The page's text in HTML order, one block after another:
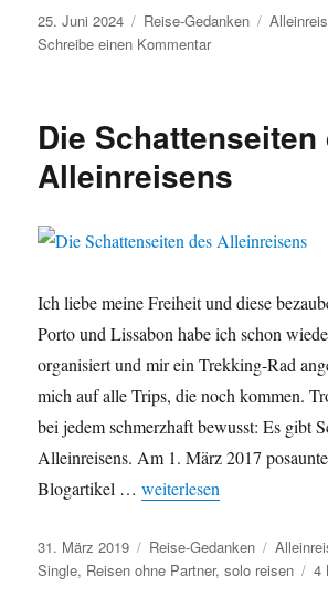
Veröffentlicht
am
25. Juni 2024 Kategorien
Reise-Gedanken
Schreibe einen Kommentarzu
Sicherheit
Planung
Die Schattenseiten
Alleinreisens
Ich liebe meine Freiheit und diese
Porto und Lissabon habe ich schon
organisiert und mir ein Trekking-Rad
mich auf alle Trips, die noch kommen.
bei jedem schmerzhaft bewusst: Es gibt
Alleinreisens. Am 1. März 2017
Blogartikel …„Die Schattenseiten des
weiterlesen
Veröffentlicht
am
31. März 2019 Kategorien
Reise-Gedanken
Single, Reisen ohne Partner,solo reisen 4